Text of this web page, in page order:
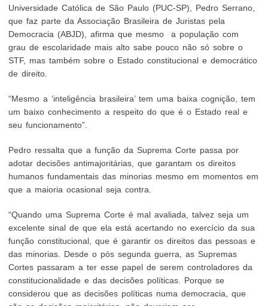
Universidade Católica de São Paulo (PUC-SP), Pedro Serrano,
que faz parte da Associação Brasileira de Juristas pela
Democracia (ABJD), afirma que mesmo a população com
grau de escolaridade mais alto sabe pouco não só sobre o
STF, mas também sobre o Estado constitucional e democrático
de direito.
“Mesmo a ‘inteligência brasileira’ tem uma baixa cognição, tem
um baixo conhecimento a respeito do que é o Estado real e
seu funcionamento”.
Pedro ressalta que a função da Suprema Corte passa por
adotar decisões antimajoritárias, que garantam os direitos
humanos fundamentais das minorias mesmo em momentos em
que a maioria ocasional seja contra.
“Quando uma Suprema Corte é mal avaliada, talvez seja um
excelente sinal de que ela está acertando no exercício da sua
função constitucional, que é garantir os direitos das pessoas e
das minorias. Desde o pós segunda guerra, as Supremas
Cortes passaram a ter esse papel de serem controladores da
constitucionalidade e das decisões políticas. Porque se
considerou que as decisões políticas numa democracia, que